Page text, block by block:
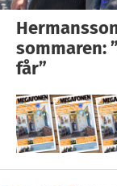
sommaren:
får”